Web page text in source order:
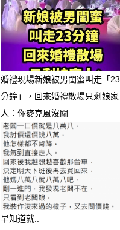
婚禮現場新娘被男閨蜜叫走「23
分鐘」，回來婚禮散場只剩娘家
人：你麥克風沒關
早知道就..